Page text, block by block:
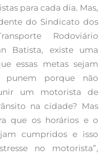
para cada dia. Mas,
do Sindicato dos
Rodoviário
Batista, existe uma
essas metas sejam
punem porque não
um motorista de
na cidade? Mas
que os horários e o
cumpridos e isso
no motorista”,